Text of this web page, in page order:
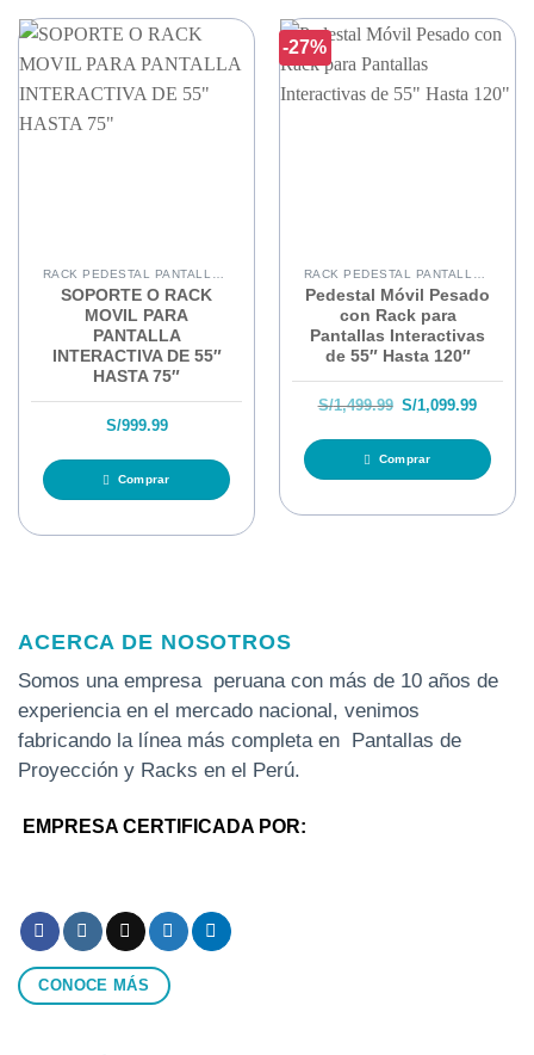
SOPORTE O RACK
MOVIL PARA
PANTALLA
INTERACTIVA DE 55″
HASTA 75″
S/999.99
Comprar
-27%
Pedestal Móvil Pesado
con Rack para
Pantallas Interactivas
de 55″ Hasta 120″
S/1,499.99 El precio original
S/1,099.99El
Comprar
ACERCA DE NOSOTROS
Somos una empresa peruana con más de 10 años de
experiencia en el mercado nacional, venimos
fabricando la línea más completa en Pantallas de
Proyección y Racks en el Perú.
EMPRESA CERTIFICADA POR:
CONOCE MÁS